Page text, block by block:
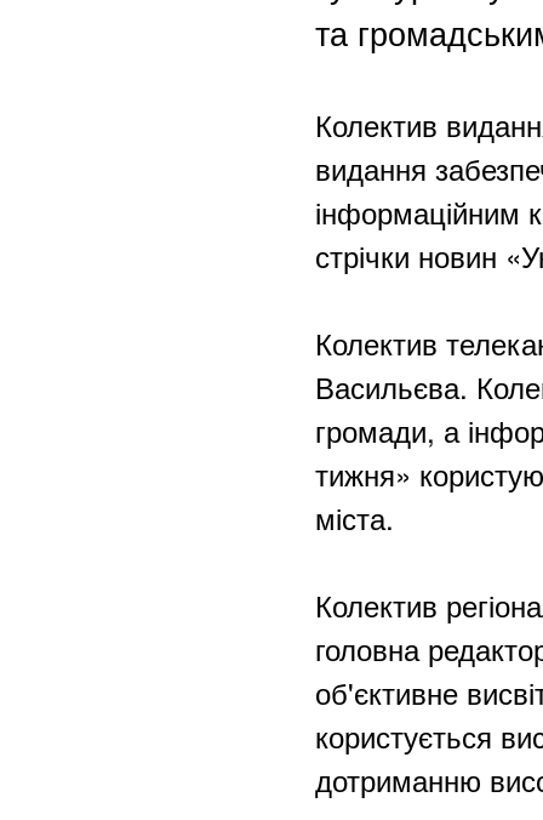
та
Колектив
видання
інформаційним
стрічки новин
Колектив
Васильєва.
громади, а
тижня»
міста.
Колектив
головна
об'єктивне
користується
дотриманню